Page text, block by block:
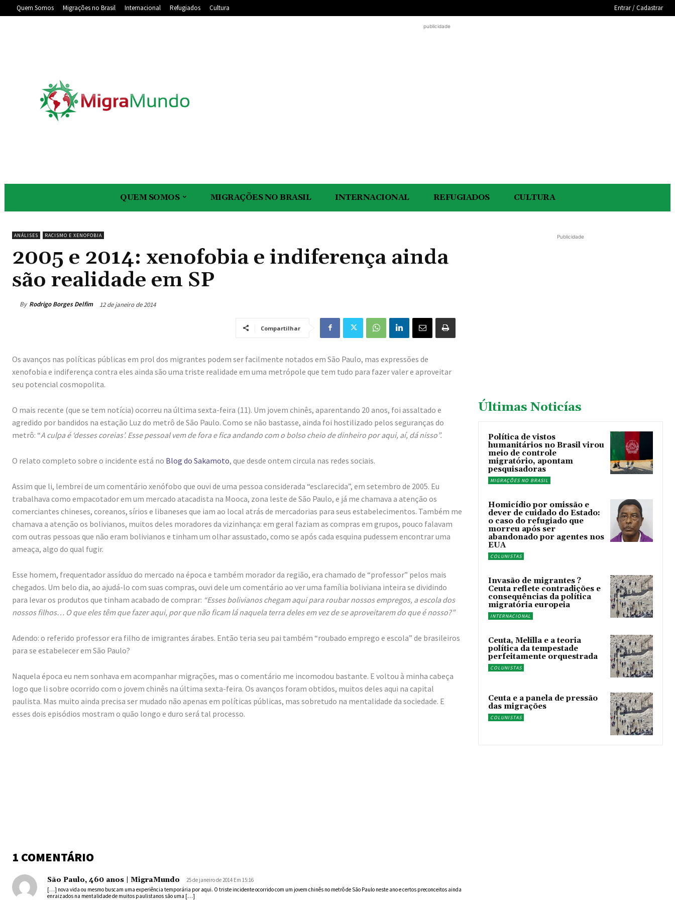
Quem Somos Migrações no Brasil Internacional Refugiados Cultura Entrar / Cadastrar
publicidade
QUEM SOMOS MIGRAÇÕES NO BRASIL INTERNACIONAL REFUGIADOS CULTURA
ANÁLISES RACISMO E XENOFOBIA
2005 e 2014: xenofobia e indiferença ainda
são realidade em SP
By Rodrigo Borges Delfim 12 de janeiro de 2014
Compartilhar
Os avanços nas políticas públicas em prol dos migrantes podem ser facilmente notados em São Paulo, mas expressões de
xenofobia e indiferença contra eles ainda são uma triste realidade em uma metrópole que tem tudo para fazer valer e aproveitar
seu potencial cosmopolita.
O mais recente (que se tem notícia) ocorreu na última sexta-feira (11). Um jovem chinês, aparentando 20 anos, foi assaltado e
agredido por bandidos na estação Luz do metrô de São Paulo. Como se não bastasse, ainda foi hostilizado pelos seguranças do
metrô: “A culpa é ‘desses coreias’. Esse pessoal vem de fora e fica andando com o bolso cheio de dinheiro por aqui, aí, dá nisso”.
O relato completo sobre o incidente está no Blog do Sakamoto, que desde ontem circula nas redes sociais.
Assim que li, lembrei de um comentário xenófobo que ouvi de uma pessoa considerada “esclarecida”, em setembro de 2005. Eu
trabalhava como empacotador em um mercado atacadista na Mooca, zona leste de São Paulo, e já me chamava a atenção os
comerciantes chineses, coreanos, sírios e libaneses que iam ao local atrás de mercadorias para seus estabelecimentos. Também me
chamava a atenção os bolivianos, muitos deles moradores da vizinhança: em geral faziam as compras em grupos, pouco falavam
com outras pessoas que não eram bolivianos e tinham um olhar assustado, como se após cada esquina pudessem encontrar uma
ameaça, algo do qual fugir.
Esse homem, frequentador assíduo do mercado na época e também morador da região, era chamado de “professor” pelos mais
chegados. Um belo dia, ao ajudá-lo com suas compras, ouvi dele um comentário ao ver uma família boliviana inteira se dividindo
para levar os produtos que tinham acabado de comprar: “Esses bolivianos chegam aqui para roubar nossos empregos, a escola dos
nossos filhos… O que eles têm que fazer aqui, por que não ficam lá naquela terra deles em vez de se aproveitarem do que é nosso?”
Adendo: o referido professor era filho de imigrantes árabes. Então teria seu pai também “roubado emprego e escola” de brasileiros
para se estabelecer em São Paulo?
Naquela época eu nem sonhava em acompanhar migrações, mas o comentário me incomodou bastante. E voltou à minha cabeça
logo que li sobre ocorrido com o jovem chinês na última sexta-feira. Os avanços foram obtidos, muitos deles aqui na capital
paulista. Mas muito ainda precisa ser mudado não apenas em políticas públicas, mas sobretudo na mentalidade da sociedade. E
esses dois episódios mostram o quão longo e duro será tal processo.
1 COMENTÁRIO
São Paulo, 460 anos | MigraMundo
25 de janeiro de 2014 Em 15:16
[…] nova vida ou mesmo buscam uma experiência temporária por aqui. O triste incidente ocorrido com um jovem chinês no metrô de São Paulo neste ano e certos preconceitos ainda
enraizados na mentalidade de muitos paulistanos são uma […]
Publicidade
Últimas Noticías
Política de vistos
humanitários no Brasil virou
meio de controle
migratório, apontam
pesquisadoras
MIGRAÇÕES NO BRASIL
Homicídio por omissão e
dever de cuidado do Estado:
o caso do refugiado que
morreu após ser
abandonado por agentes nos
EUA
COLUNISTAS
Invasão de migrantes ?
Ceuta reflete contradições e
consequências da política
migratória europeia
INTERNACIONAL
Ceuta, Melilla e a teoria
política da tempestade
perfeitamente orquestrada
COLUNISTAS
Ceuta e a panela de pressão
das migrações
COLUNISTAS